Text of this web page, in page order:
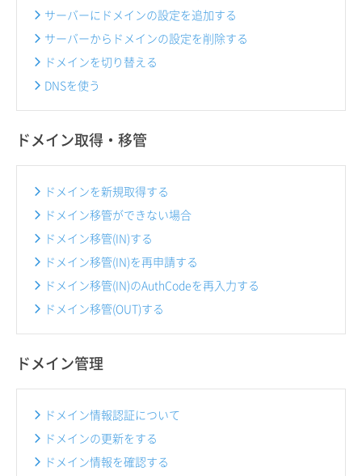
サーバーにドメインの設定を追加する
サーバーからドメインの設定を削除する
ドメインを切り替える
DNSを使う
ドメイン取得・移管
ドメインを新規取得する
ドメイン移管ができない場合
ドメイン移管(IN)する
ドメイン移管(IN)を再申請する
ドメイン移管(IN)のAuthCodeを再入力する
ドメイン移管(OUT)する
ドメイン管理
ドメイン情報認証について
ドメインの更新をする
ドメイン情報を確認する